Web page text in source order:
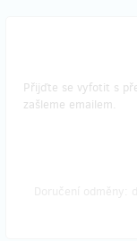
Přijďte se vyfotit s
zašleme emailem.